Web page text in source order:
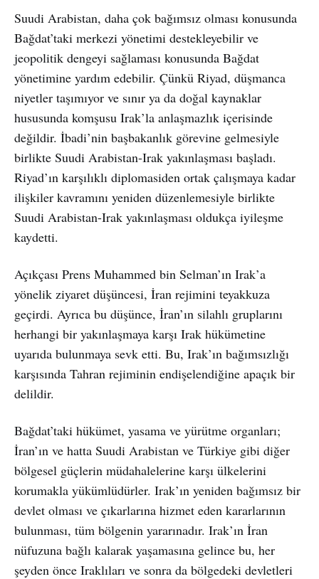
Suudi Arabistan, daha çok bağımsız olması konusunda
Bağdat’taki merkezi yönetimi destekleyebilir ve
jeopolitik dengeyi sağlaması konusunda Bağdat
yönetimine yardım edebilir. Çünkü Riyad, düşmanca
niyetler taşımıyor ve sınır ya da doğal kaynaklar
hususunda komşusu Irak’la anlaşmazlık içerisinde
değildir. İbadi’nin başbakanlık görevine gelmesiyle
birlikte Suudi Arabistan-Irak yakınlaşması başladı.
Riyad’ın karşılıklı diplomasiden ortak çalışmaya kadar
ilişkiler kavramını yeniden düzenlemesiyle birlikte
Suudi Arabistan-Irak yakınlaşması oldukça iyileşme
kaydetti.
Açıkçası Prens Muhammed bin Selman’ın Irak’a
yönelik ziyaret düşüncesi, İran rejimini teyakkuza
geçirdi. Ayrıca bu düşünce, İran’ın silahlı gruplarını
herhangi bir yakınlaşmaya karşı Irak hükümetine
uyarıda bulunmaya sevk etti. Bu, Irak’ın bağımsızlığı
karşısında Tahran rejiminin endişelendiğine apaçık bir
delildir.
Bağdat’taki hükümet, yasama ve yürütme organları;
İran’ın ve hatta Suudi Arabistan ve Türkiye gibi diğer
bölgesel güçlerin müdahalelerine karşı ülkelerini
korumakla yükümlüdürler. Irak’ın yeniden bağımsız bir
devlet olması ve çıkarlarına hizmet eden kararlarının
bulunması, tüm bölgenin yararınadır. Irak’ın İran
nüfuzuna bağlı kalarak yaşamasına gelince bu, her
şeyden önce Iraklıları ve sonra da bölgedeki devletleri